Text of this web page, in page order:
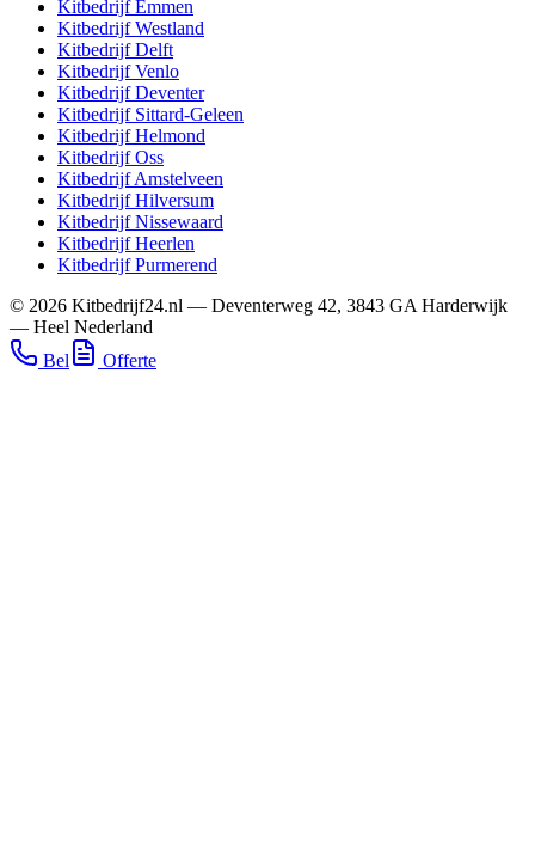
KitbedrijfEmmen
KitbedrijfWestland
KitbedrijfDelft
KitbedrijfVenlo
KitbedrijfDeventer
Kitbedrijf Sittard-Geleen
KitbedrijfHelmond
KitbedrijfOss
KitbedrijfAmstelveen
KitbedrijfHilversum
KitbedrijfNissewaard
KitbedrijfHeerlen
KitbedrijfPurmerend
© 2026 Kitbedrijf24.nl — Deventerweg 42, 3843 GA Harderwijk
— Heel Nederland
Bel
Offerte